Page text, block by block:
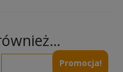
Promocja!